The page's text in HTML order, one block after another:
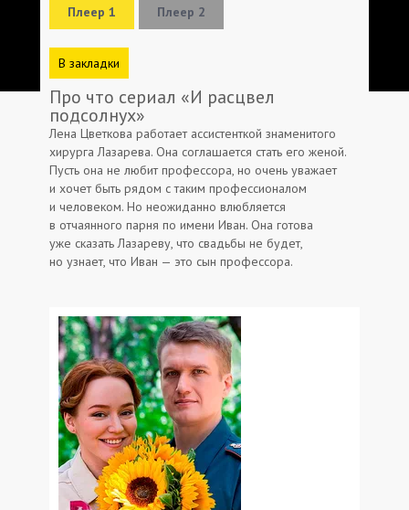
Плеер 1 Плеер 2
В закладки
Про что сериал «И расцвел
подсолнух»
Лена Цветкова работает ассистенткой знаменитого
хирурга Лазарева. Она соглашается стать его женой.
Пусть она не любит профессора, но очень уважает
и хочет быть рядом с таким профессионалом
и человеком. Но неожиданно влюбляется
в отчаянного парня по имени Иван. Она готова
уже сказать Лазареву, что свадьбы не будет,
но узнает, что Иван — это сын профессора.